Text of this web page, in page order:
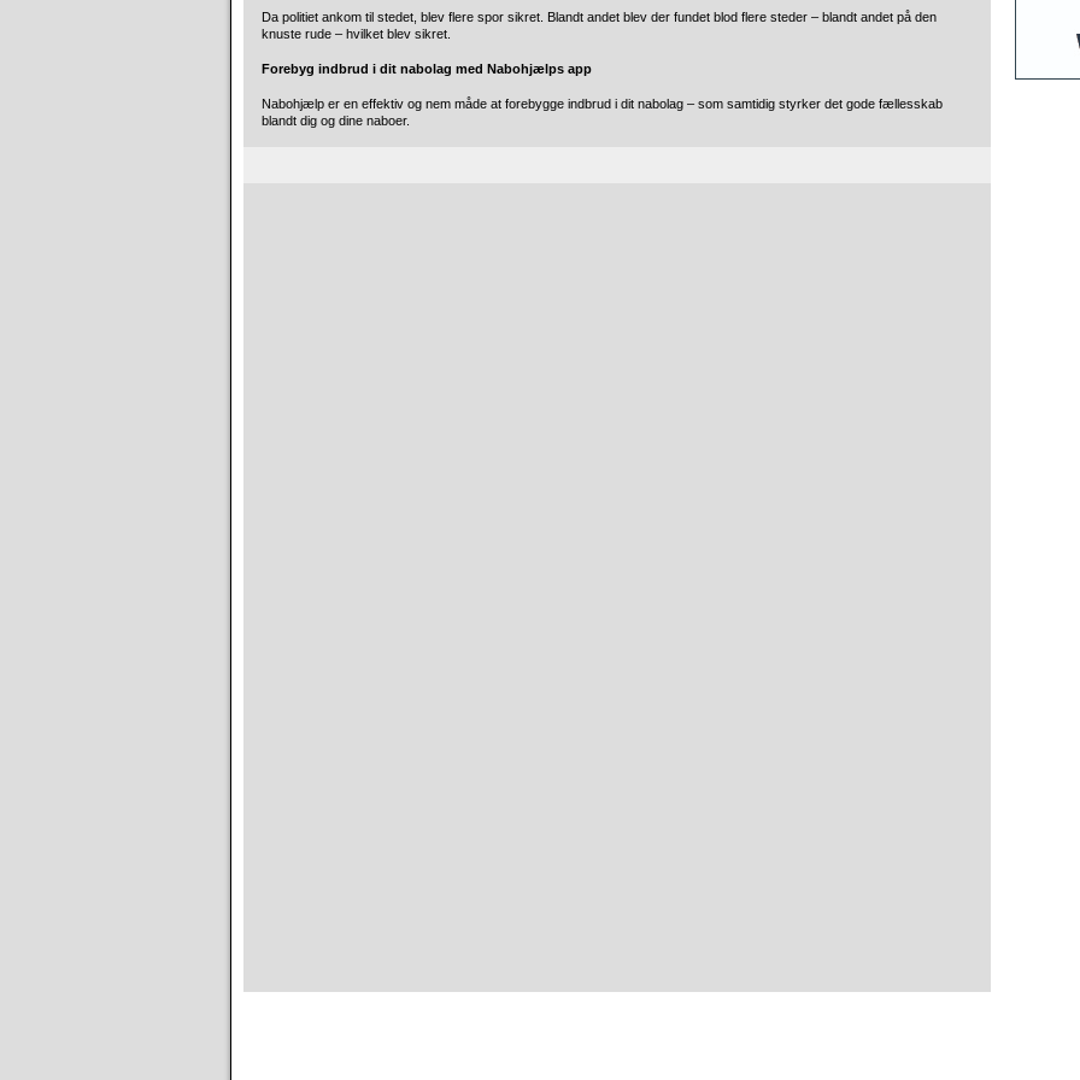
Da politiet ankom til stedet, blev flere spor sikret. Blandt andet blev der fundet blod flere steder – blandt andet på den
knuste rude – hvilket blev sikret.
Forebyg indbrud i dit nabolag med Nabohjælps app
Nabohjælp er en effektiv og nem måde at forebygge indbrud i dit nabolag – som samtidig styrker det gode fællesskab
blandt dig og dine naboer.